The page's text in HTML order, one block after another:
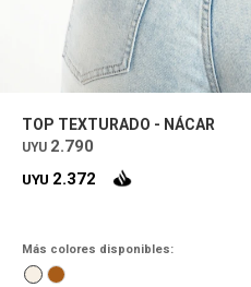
TOP TEXTURADO - NÁCAR
UYU 2.790
UYU 2.372
Más colores disponibles: